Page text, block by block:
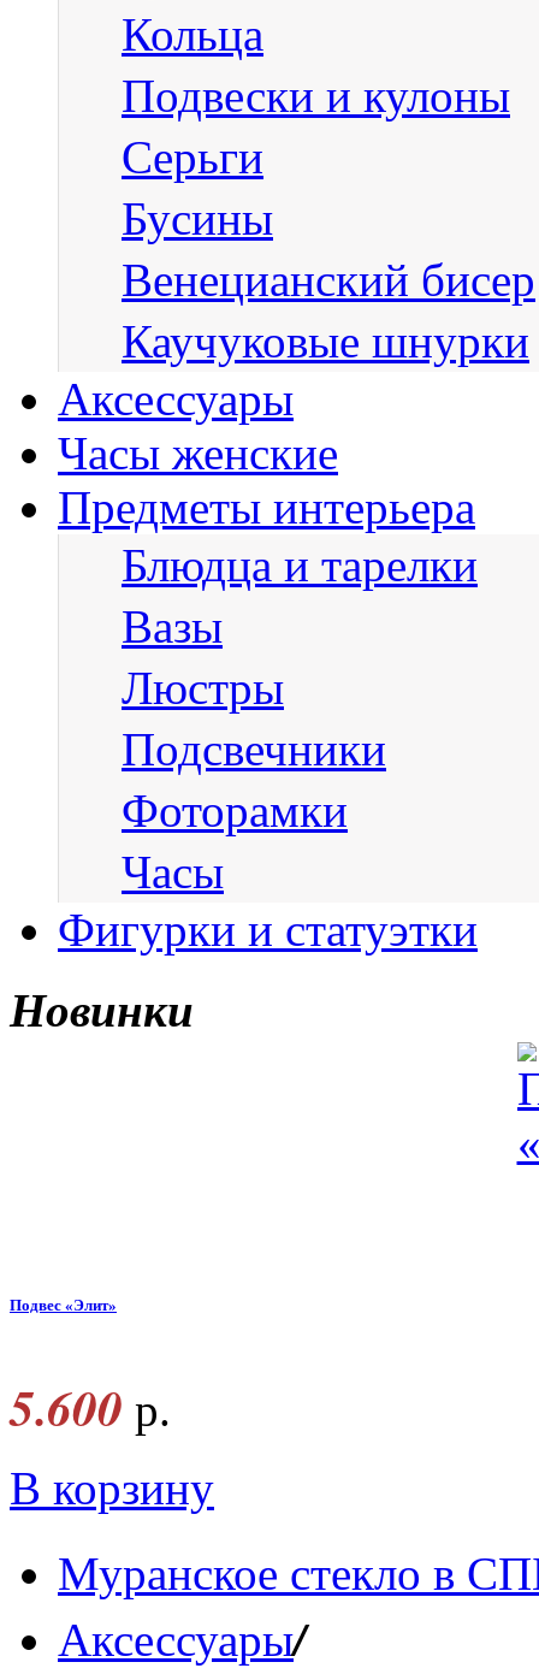
Кольца
Подвески и кулоны
Серьги
Бусины
Венецианский бисер
Каучуковые шнурки
Аксессуары
Часы женские
Предметы интерьера
Блюдца и тарелки
Вазы
Люстры
Подсвечники
Фоторамки
Часы
Фигурки и статуэтки
Новинки
Подвес «Элит»
5.600 р.
В корзину
Муранское стекло в
Аксессуары/